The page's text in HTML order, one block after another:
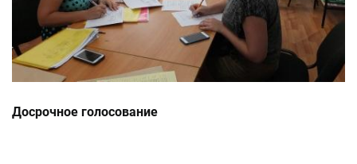
Досрочное голосование